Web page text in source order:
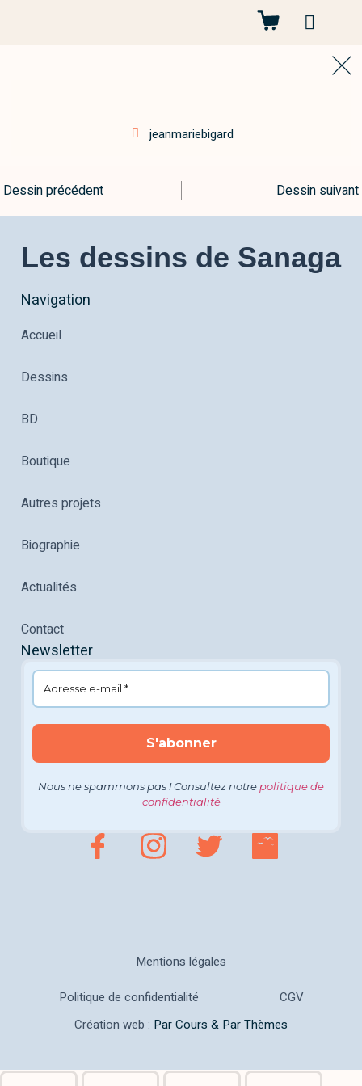
jeanmariebigard
Dessin précédent Dessin suivant
Les dessins de Sanaga
Navigation
Accueil
Dessins
BD
Boutique
Autres projets
Biographie
Actualités
Contact
Newsletter
Nous ne spammons pas ! Consultez notrepolitique de
confidentialité
Mentions légales
Politique de confidentialité
CGV
Création web : Par Cours & Par Thèmes